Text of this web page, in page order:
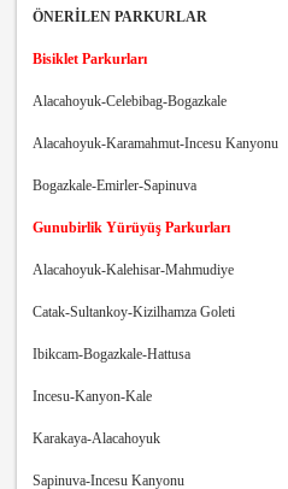
ÖNERİLEN PARKURLAR
Bisiklet Parkurları
Alacahoyuk-Celebibag-Bogazkale
Alacahoyuk-Karamahmut-Incesu Kanyonu
Bogazkale-Emirler-Sapinuva
Gunubirlik Yürüyüş Parkurları
Alacahoyuk-Kalehisar-Mahmudiye
Catak-Sultankoy-Kizilhamza Goleti
Ibikcam-Bogazkale-Hattusa
Incesu-Kanyon-Kale
Karakaya-Alacahoyuk
Sapinuva-Incesu Kanyonu